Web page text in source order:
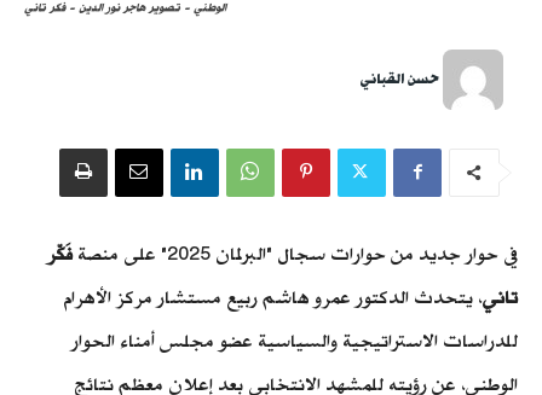
الوطني - تصوير هاجر نور الدين - فكر تاني
حسن القباني
في حوار جديد من حوارات سجال "البرلمان 2025" على منصة
فَكّر
تاني، يتحدث الدكتور عمرو هاشم ربيع مستشار مركز الأهرام
للدراسات الاستراتيجية والسياسية عضو مجلس أمناء الحوار
الوطني، عن رؤيته للمشهد الانتخابي بعد إعلان معظم نتائج